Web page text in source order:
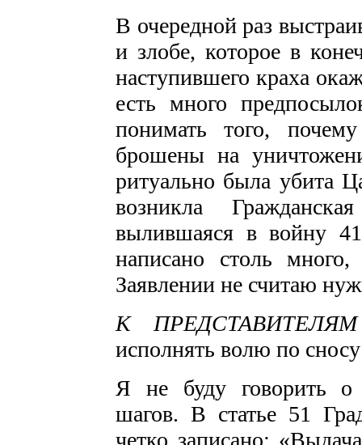
В очередной раз
и злобе, которое в
наступившего краха
есть много
понимать того,
брошены на
ритуально была убита
возникла
вылившаяся в войну
написано столь
Заявлении не считаю
К
исполнять волю по
Я не буду говорить о
шагов. В статье 51
четко записано: